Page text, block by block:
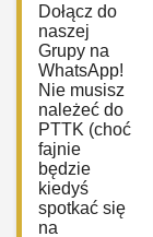
Dołącz do
naszej
Grupy na
WhatsApp!
Nie musisz
należeć do
PTTK (choć
fajnie
będzie
kiedyś
spotkać się
na